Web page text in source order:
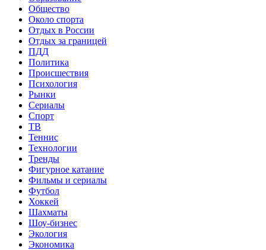
Общество
Около спорта
Отдых в России
Отдых за границей
ПДД
Политика
Происшествия
Психология
Рынки
Сериалы
Спорт
ТВ
Теннис
Технологии
Тренды
Фигурное катание
Фильмы и сериалы
Футбол
Хоккей
Шахматы
Шоу-бизнес
Экология
Экономика